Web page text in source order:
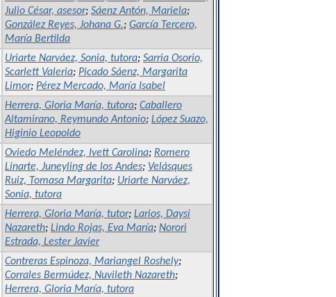
Julio César, asesor; Sáenz Antón, Mariela;
González Reyes, Johana G.; García Tercero,
María Bertilda
Uriarte Narváez, Sonia, tutora; Sarria Osorio,
Scarlett Valeria; Picado Sáenz, Margarita
Limor; Pérez Mercado, María Isabel
Herrera, Gloria María, tutora; Caballero
Altamirano, Reymundo Antonio; López Suazo,
Higinio Leopoldo
Oviedo Meléndez, Ivett Carolina; Romero
Linarte, Juneyling de los Andes; Velásques
Ruiz, Tomasa Margarita; Uriarte Narváez,
Sonia, tutora
Herrera, Gloria María, tutor; Larios, Daysi
Nazareth; Lindo Rojas, Eva María; Norori
Estrada, Lester Javier
Contreras Espinoza, Mariangel Roshely;
Corrales Bermúdez, Nuvileth Nazareth;
Herrera, Gloria María, tutora